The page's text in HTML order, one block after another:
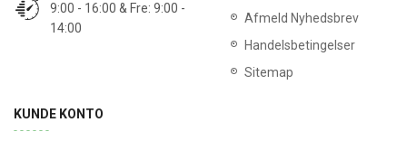
9:00 - 16:00 & Fre: 9:00 -
14:00
Afmeld Nyhedsbrev
Handelsbetingelser
Sitemap
KUNDE KONTO